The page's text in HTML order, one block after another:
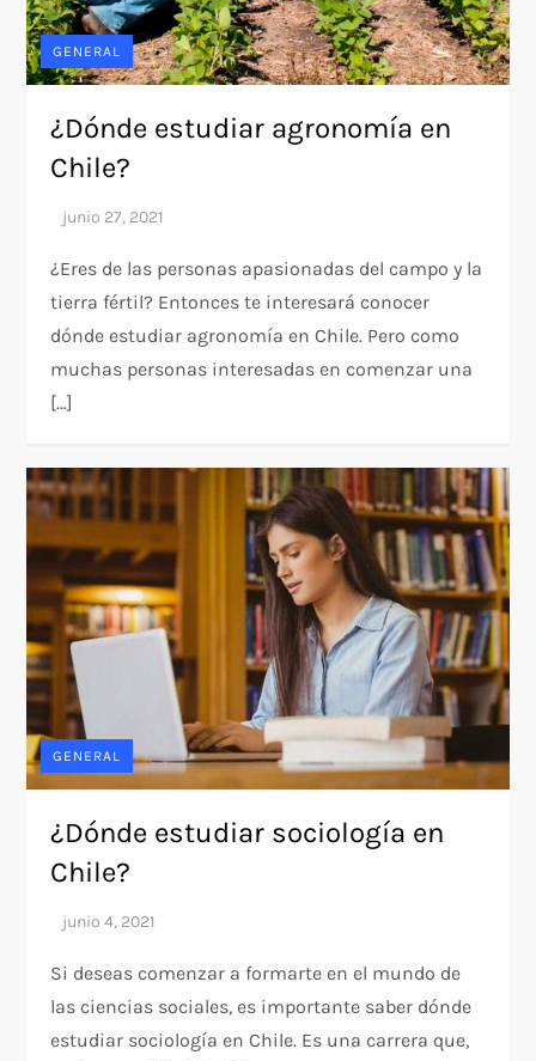
GENERAL
¿Dónde estudiar agronomía en
Chile?
¿Eres de las personas apasionadas del campo y la
tierra fértil? Entonces te interesará conocer
dónde estudiar agronomía en Chile. Pero como
muchas personas interesadas en comenzar una
[…]
GENERAL
¿Dónde estudiar sociología en
Chile?
Si deseas comenzar a formarte en el mundo de
las ciencias sociales, es importante saber dónde
estudiar sociología en Chile. Es una carrera que,